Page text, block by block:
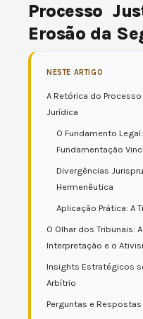
Processo
Erosão da
NESTE ARTIGO
A Retórica do
Jurídica
O Fundamento
Fundamentação
Divergências
Hermenêutica
Aplicação Prática: A
O Olhar dos Tribunais:
Interpretação e o
Insights Estratégicos
Arbítrio
Perguntas e